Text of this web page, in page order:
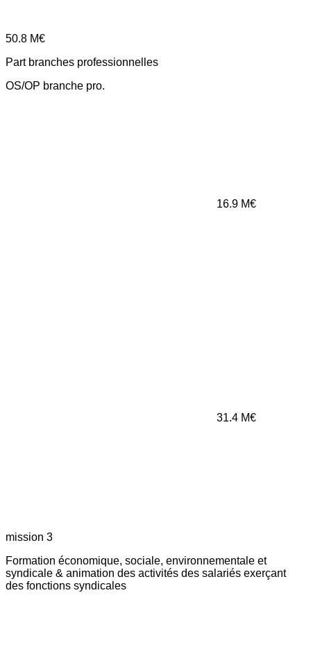
50.8 M€
Part branches professionnelles
OS/OP branche pro.
16.9 M€
31.4 M€
mission 3
Formation économique, sociale, environnementale et
syndicale & animation des activités des salariés exerçant
des fonctions syndicales